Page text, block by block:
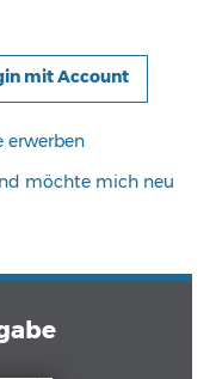
mit Account
erwerben
möchte mich neu